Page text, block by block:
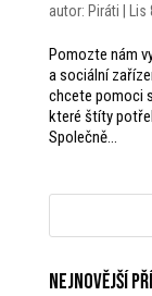
autor: Piráti
Pomozte nám
a sociální
chcete pomoci
které štíty
Společně...
Nejnovější